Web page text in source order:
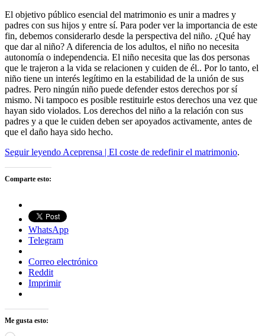
El objetivo público esencial del matrimonio es unir a madres y
padres con sus hijos y entre sí. Para poder ver la importancia de este
fin, debemos considerarlo desde la perspectiva del niño. ¿Qué hay
que dar al niño? A diferencia de los adultos, el niño no necesita
autonomía o independencia. El niño necesita que las dos personas
que le trajeron a la vida se relacionen y cuiden de él.. Por lo tanto, el
niño tiene un interés legítimo en la estabilidad de la unión de sus
padres. Pero ningún niño puede defender estos derechos por sí
mismo. Ni tampoco es posible restituirle estos derechos una vez que
hayan sido violados. Los derechos del niño a la relación con sus
padres y a que le cuiden deben ser apoyados activamente, antes de
que el daño haya sido hecho.
Seguir leyendo Aceprensa | El coste de redefinir el matrimonio.
Comparte esto:
WhatsApp
Telegram
Correo electrónico
Reddit
Imprimir
Me gusta esto: